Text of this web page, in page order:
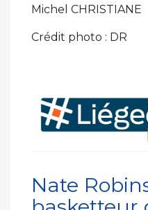
Michel CHRISTIANE
Crédit photo : DR
Nate